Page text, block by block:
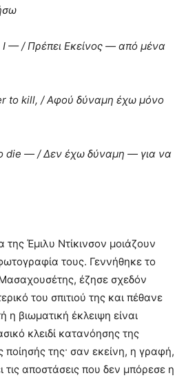
I — / Πρέπει Εκείνος — από μένα
to kill, /Αφού δύναμη έχω μόνο
die — / Δεν έχω δύναμη — για να
της Έμιλυ Ντίκινσον μοιάζουν
τους. Γεννήθηκε το
έζησε σχεδόν
του σπιτιού της και πέθανε
βιωματική έκλειψη είναι
κλειδί κατανόησης της
ποίησής της· σαν εκείνη, η γραφή,
τις αποστάσεις που δεν μπόρεσε η